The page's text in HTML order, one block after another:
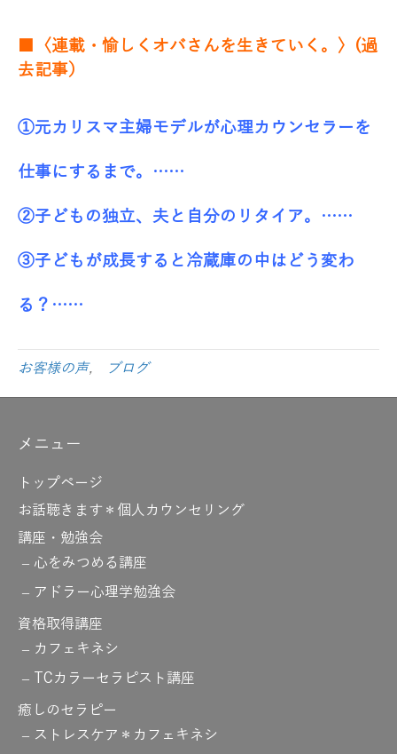
■〈連載・愉しくオバさんを生きていく。〉(過
去記事）
①元カリスマ主婦モデルが心理カウンセラーを
仕事にするまで。……
②子どもの独立、夫と自分のリタイア。……
③子どもが成長すると冷蔵庫の中はどう変わ
る？……
お客様の声, ブログ
メニュー
トップページ
お話聴きます＊個人カウンセリング
講座・勉強会
心をみつめる講座
アドラー心理学勉強会
資格取得講座
カフェキネシ
TCカラーセラピスト講座
癒しのセラピー
ストレスケア＊カフェキネシ